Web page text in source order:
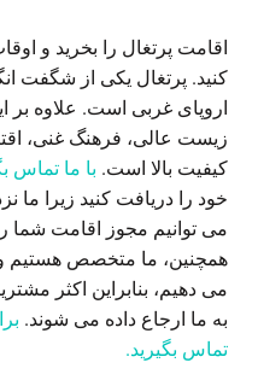
اقامت پرتغال را بخرید و
کنید. پرتغال یکی از شگفت
اروپای غربی است. علاوه بر
زیست عالی، فرهنگ غنی،
کیفیت بالا است. با ما تماس
خود را دریافت کنید زیرا ما
می توانیم مجوز اقامت شما
همچنین، ما متخصص هستیم و
می دهیم، بنابراین اکثر
به ما ارجاع داده می شوند.
تماس بگیرید.